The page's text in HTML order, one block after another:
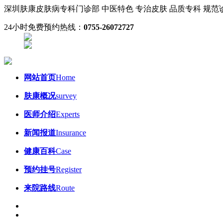
深圳肤康皮肤病专科门诊部 中医特色 专治皮肤 品质专科 规
24小时免费预约热线： 0755-26072727
网站首页Home
肤康概况survey
医师介绍Experts
新闻报道Insurance
健康百科Case
预约挂号Register
来院路线Route